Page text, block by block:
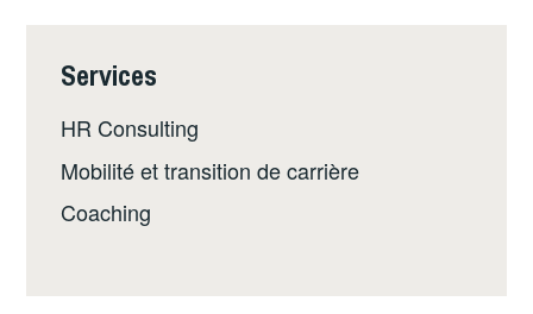
Services
HR Consulting
Mobilité et transition de carrière
Coaching